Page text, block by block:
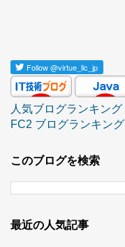
Follow@virtue_llc_jp
人気ブログランキング
FC2 ブログランキング
このブログを検索
最近の人気記事